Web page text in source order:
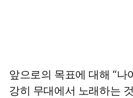
앞으로의 목표에 대해 “나
강히 무대에서 노래하는